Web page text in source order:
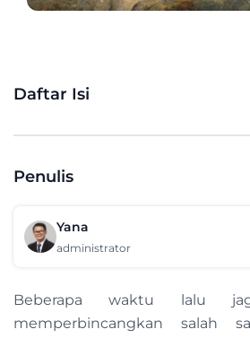
Daftar Isi
Penulis
Yana
administrator
Beberapa waktu lalu
memperbincangkan salah